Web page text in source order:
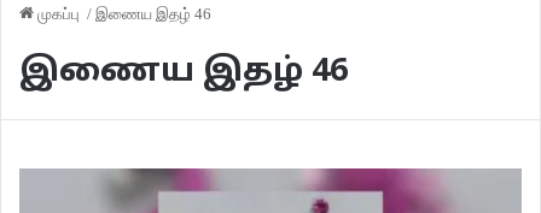
முகப்பு / இணைய இதழ் 46
இணைய இதழ் 46